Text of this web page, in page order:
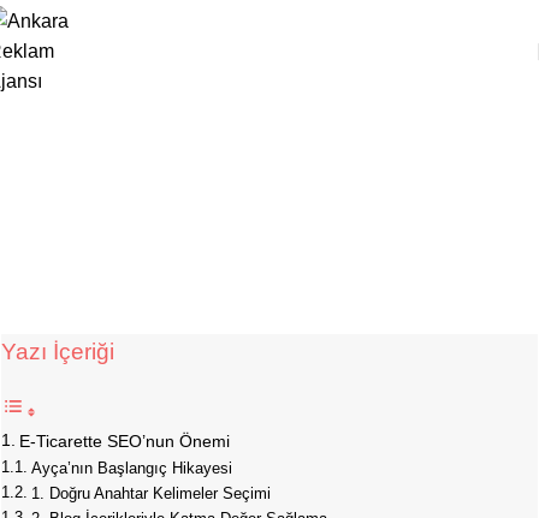
Yazı İçeriği
E-Ticarette SEO’nun Önemi
Ayça’nın Başlangıç Hikayesi
1. Doğru Anahtar Kelimeler Seçimi